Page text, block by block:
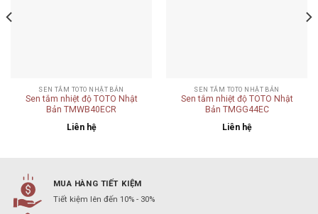
SEN TẮM TOTO NHẬT BẢN
Sen tắm nhiệt độ TOTO Nhật
Bản TMWB40ECR
Liên hệ
SEN TẮM TOTO NHẬT BẢN
Sen tắm nhiệt độ TOTO Nhật
Bản TMGG44EC
Liên hệ
MUA HÀNG TIẾT KIỆM
Tiết kiệm lên đến 10% - 30%